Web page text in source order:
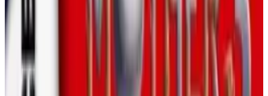
Приключение: Красная
Глава - РОМ-Хак для GBA,
Вдохновленный Мангой